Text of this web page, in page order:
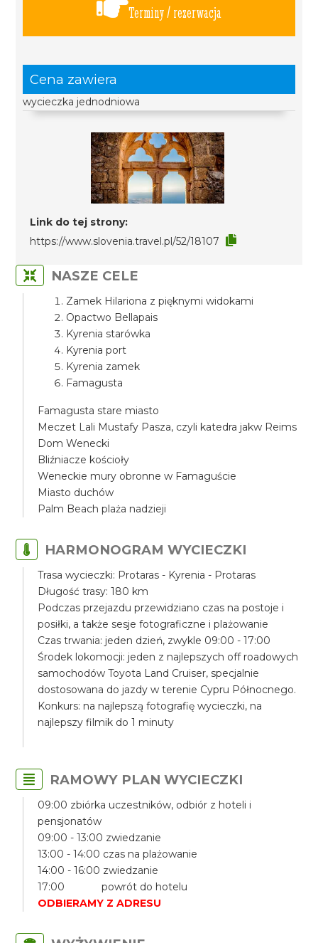
Terminy / rezerwacja
Cena zawiera
wycieczka jednodniowa
Link do tej strony:
https://www.slovenia.travel.pl/52/18107
NASZE CELE
Zamek Hilariona z pięknymi widokami
Opactwo Bellapais
Kyrenia starówka
Kyrenia port
Kyrenia zamek
Famagusta
Famagusta stare miasto
Meczet Lali Mustafy Pasza, czyli katedra jakw Reims
Dom Wenecki
Bliźniacze kościoły
Weneckie mury obronne w Famaguście
Miasto duchów
Palm Beach plaża nadzieji
HARMONOGRAM WYCIECZKI
Trasa wycieczki: Protaras - Kyrenia - Protaras
Długość trasy: 180 km
Podczas przejazdu przewidziano czas na postoje i
posiłki, a także sesje fotograficzne i plażowanie
Czas trwania: jeden dzień, zwykle 09:00 - 17:00
Środek lokomocji: jeden z najlepszych off roadowych
samochodów Toyota Land Cruiser, specjalnie
dostosowana do jazdy w terenie Cypru Północnego.
Konkurs: na najlepszą fotografię wycieczki, na
najlepszy filmik do 1 minuty
RAMOWY PLAN WYCIECZKI
09:00 zbiórka uczestników, odbiór z hoteli i
pensjonatów
09:00 - 13:00 zwiedzanie
13:00 - 14:00 czas na plażowanie
14:00 - 16:00 zwiedzanie
17:00 powrót do hotelu
ODBIERAMY Z ADRESU